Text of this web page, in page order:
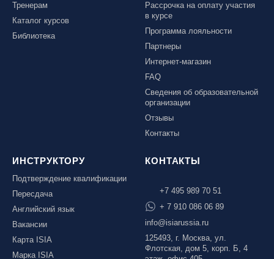
Тренерам
Каталог курсов
Библиотека
Рассрочка на оплату участия
в курсе
Программа лояльности
Партнеры
Интернет-магазин
FAQ
Сведения об образовательной
организации
Отзывы
Контакты
ИНСТРУКТОРУ
Подтверждение квалификации
Пересдача
Английский язык
Вакансии
Карта ISIA
Марка ISIA
КОНТАКТЫ
+7 495 989 70 51
+ 7 910 086 06 89
info@isiarussia.ru
125493, г. Москва, ул.
Флотская, дом 5, корп. Б, 4